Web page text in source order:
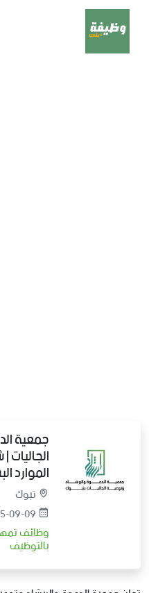
جمعية
الموارد
تبوك
09-09
وظائف
بالتوظيف